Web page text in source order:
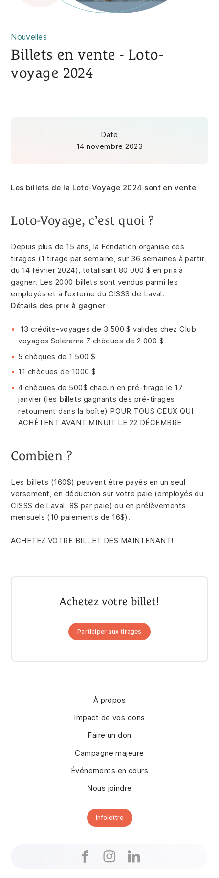
Nouvelles
Billets en vente - Loto-
voyage 2024
Date
14 novembre 2023
Les billets de la Loto-Voyage 2024 sont en vente!
Loto-Voyage, c’est quoi ?
Depuis plus de 15 ans, la Fondation organise ces
tirages (1 tirage par semaine, sur 36 semaines à partir
du 14 février 2024), totalisant 80 000 $ en prix à
gagner. Les 2000 billets sont vendus parmi les
employés et à l’externe du CISSS de Laval.
Détails des prix à gagner
13 crédits-voyages de 3 500 $ valides chez Club
voyages Solerama 7 chèques de 2 000 $
5 chèques de 1 500 $
11 chèques de 1000 $
4 chèques de 500$ chacun en pré-tirage le 17
janvier (les billets gagnants des pré-tirages
retournent dans la boîte) POUR TOUS CEUX QUI
ACHÈTENT AVANT MINUIT LE 22 DÉCEMBRE
Combien ?
Les billets (160$) peuvent être payés en un seul
versement, en déduction sur votre paie (employés du
CISSS de Laval, 8$ par paie) ou en prélèvements
mensuels (10 paiements de 16$).
ACHETEZ VOTRE BILLET DÈS MAINTENANT!
Achetez votre billet!
Participer aux tirages
À propos
Impact de vos dons
Faire un don
Campagne majeure
Événements en cours
Nous joindre
Infolettre